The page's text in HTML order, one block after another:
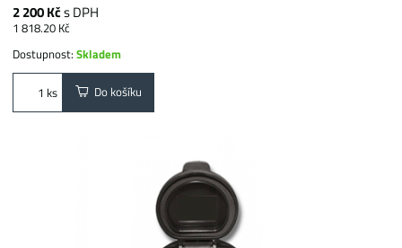
2 200 Kčs DPH
1 818.20 Kč
Dostupnost:Skladem
ks Do košíku